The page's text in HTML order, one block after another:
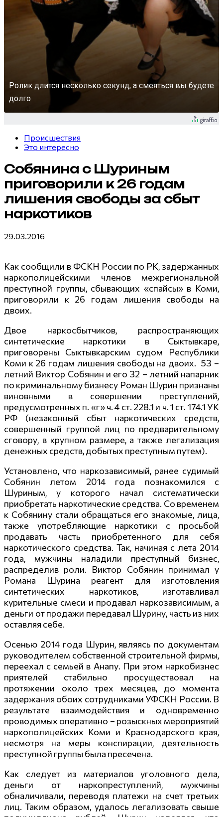
Ролик длится несколько секунд, а смеяться вы будете
долго
Происшествия
Это интересно
Собянина с Шуриным
приговорили к 26 годам
лишения свободы за сбыт
наркотиков
29.03.2016
Как сообщили в ФСКН России по РК, задержанных
наркополицейскими членов межрегиональной
преступной группы, сбывающих «спайсы» в Коми,
приговорили к 26 годам лишения свободы на
двоих.
Двое наркосбытчиков, распространяющих
синтетические наркотики в Сыктывкаре,
приговорены Сыктывкарским судом Республики
Коми к 26 годам лишения свободы на двоих. 53 –
летний Виктор Собянин и его 32 – летний напарник
по криминальному бизнесу Роман Шурин признаны
виновными в совершении преступлений,
предусмотренных п. «г» ч. 4 ст. 228.1 и ч. 1 ст. 174.1 УК
РФ (незаконный сбыт наркотических средств,
совершенный группой лиц по предварительному
сговору, в крупном размере, а также легализация
денежных средств, добытых преступным путем).
Установлено, что наркозависимый, ранее судимый
Собянин летом 2014 года познакомился с
Шуриным, у которого начал систематически
приобретать наркотические средства. Со временем
к Собянину стали обращаться его знакомые, лица,
также употребляющие наркотики с просьбой
продавать часть приобретенного для себя
наркотического средства. Так, начиная с лета 2014
года, мужчины наладили преступный бизнес,
распределив роли. Виктор Собянин принимал у
Романа Шурина реагент для изготовления
синтетических наркотиков, изготавливал
курительные смеси и продавал наркозависимым, а
деньги от продажи передавал Шурину, часть из них
оставляя себе.
Осенью 2014 года Шурин, являясь по документам
руководителем собственной строительной фирмы,
переехал с семьей в Анапу. При этом наркобизнес
приятелей стабильно просуществовал на
протяжении около трех месяцев, до момента
задержания обоих сотрудниками УФСКН России. В
результате взаимодействия и одновременно
проводимых оперативно – розыскных мероприятий
наркополицейских Коми и Краснодарского края,
несмотря на меры конспирации, деятельность
преступной группы была пресечена.
Как следует из материалов уголовного дела,
деньги от наркопреступлений, мужчины
обналичивали, переводя платежи на счет третьих
лиц. Таким образом, удалось легализовать свыше